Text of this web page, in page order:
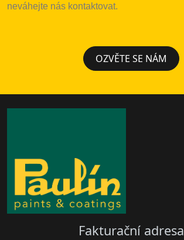
neváhejte nás kontaktovat.
OZVĚTE SE NÁM
Fakturační adresa